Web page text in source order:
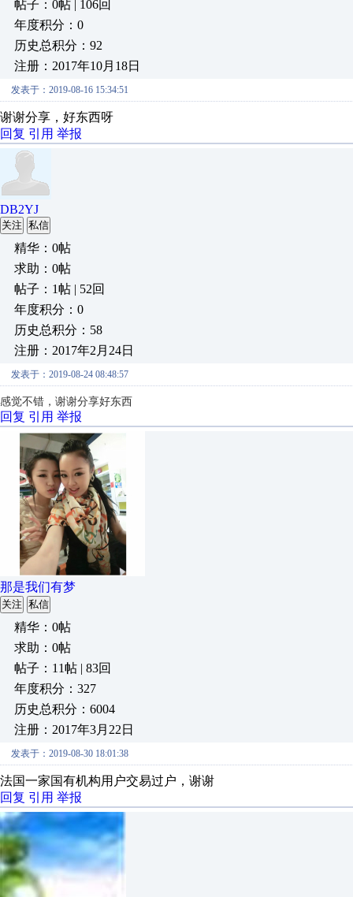
帖子：0帖 | 106回
年度积分：0
历史总积分：92
注册：2017年10月18日
发表于：2019-08-16 15:34:51
谢谢分享，好东西呀
回复 引用 举报
DB2YJ
关注 私信
精华：0帖
求助：0帖
帖子：1帖 | 52回
年度积分：0
历史总积分：58
注册：2017年2月24日
发表于：2019-08-24 08:48:57
感觉不错，谢谢分享好东西
回复 引用 举报
那是我们有梦
关注 私信
精华：0帖
求助：0帖
帖子：11帖 | 83回
年度积分：327
历史总积分：6004
注册：2017年3月22日
发表于：2019-08-30 18:01:38
法国一家国有机构用户交易过户，谢谢
回复 引用 举报